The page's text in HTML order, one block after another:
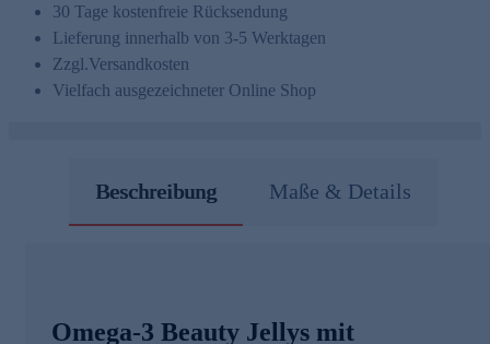
30 Tage kostenfreie Rücksendung
Lieferung innerhalb von 3-5 Werktagen
Zzgl.Versandkosten
Vielfach ausgezeichneter Online Shop
Beschreibung Maße & Details
Omega-3 Beauty Jellys mit